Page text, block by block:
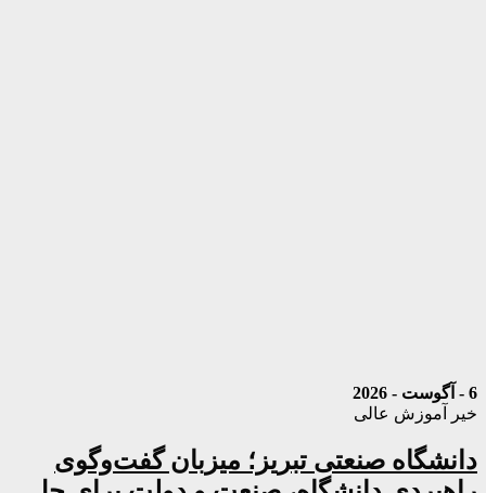
6 - آگوست - 2026
خیر آموزش عالی
دانشگاه صنعتی تبریز؛ میزبان گفت‌وگوی